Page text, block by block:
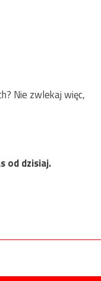
Nie zwlekaj więc,
od dzisiaj.